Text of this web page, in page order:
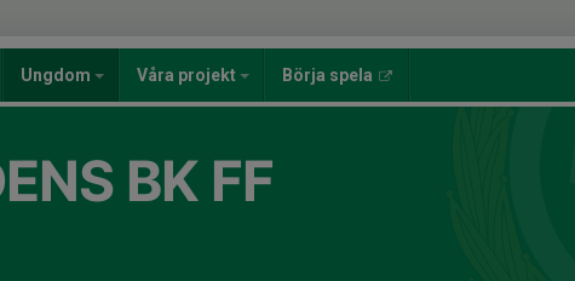
Ungdom Våra projekt Börja spela
BK FF